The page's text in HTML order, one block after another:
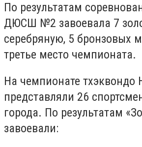
По результатам
ДЮСШ №2 завоевала 7
серебряную, 5 бронзовых
третье место чемпионата.
На чемпионате тхэквондо
представляли 26
города. По результатам
завоевали: